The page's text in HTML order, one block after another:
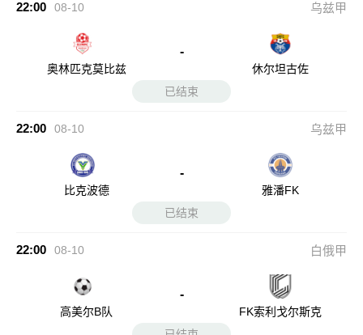
22:00 08-10 乌兹甲
奥林匹克莫比兹
-
休尔坦古佐
已结束
22:00 08-10 乌兹甲
比克波德
-
雅潘FK
已结束
22:00 08-10 白俄甲
高美尔B队
-
FK索利戈尔斯克